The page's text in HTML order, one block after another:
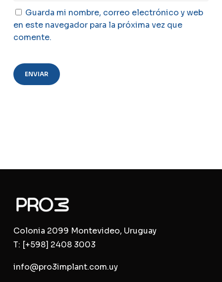
Go To Shop
Guarda mi nombre, correo electrónico y web
en este navegador para la próxima vez que
comente.
Colonia 2099 Montevideo, Uruguay
T: [+598] 2408 3003
info@pro3implant.com.uy